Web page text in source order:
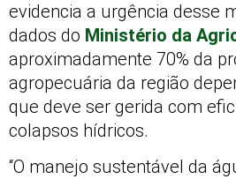
evidencia a urgência desse
dados do Ministério da
aproximadamente 70% da
agropecuária da região
que deve ser gerida com
colapsos hídricos.
“O manejo sustentável da